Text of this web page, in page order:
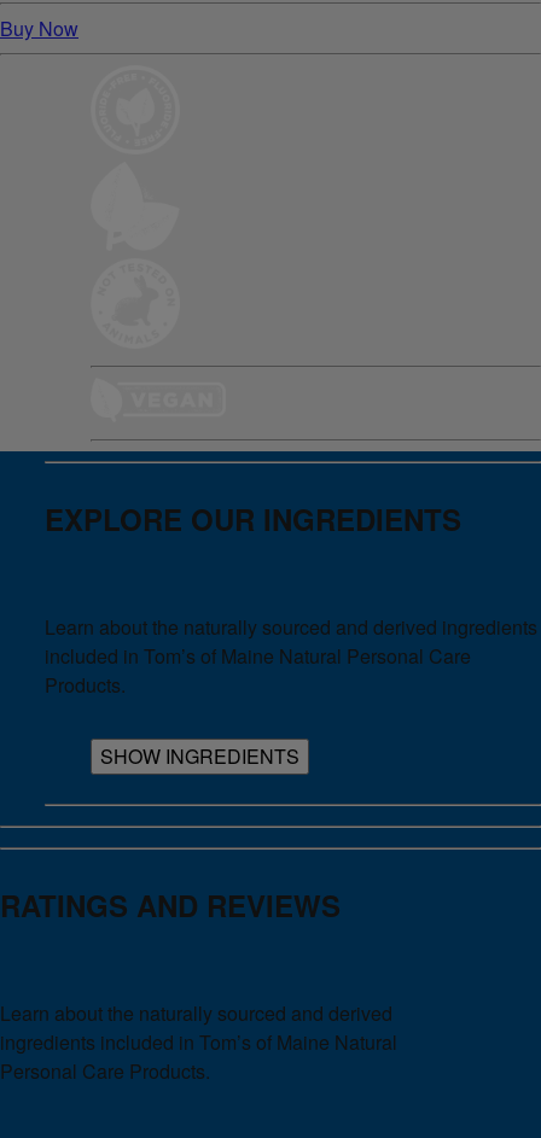
Buy Now
EXPLORE OUR INGREDIENTS
Learn about the naturally sourced and derived ingredients
included in Tom’s of Maine Natural Personal Care
Products.
SHOW INGREDIENTS
RATINGS AND REVIEWS
Learn about the naturally sourced and derived
ingredients included in Tom’s of Maine Natural
Personal Care Products.